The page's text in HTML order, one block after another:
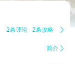
2条评论 2条攻略 
简介 